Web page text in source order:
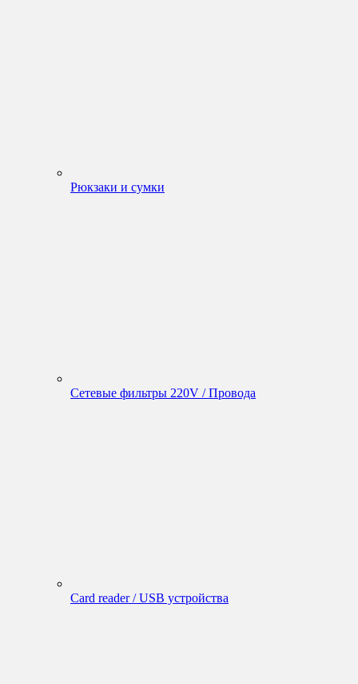
Рюкзаки и сумки
Сетевые фильтры 220V / Провода
Card reader / USB устройства